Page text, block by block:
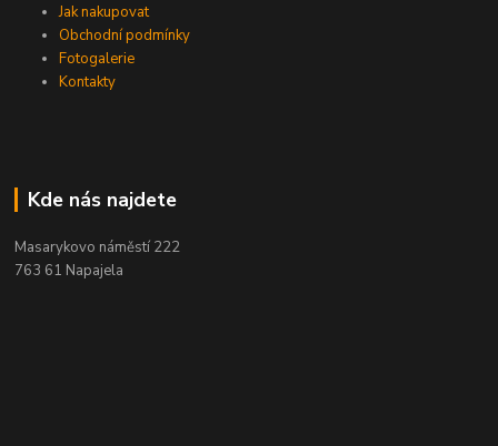
Jak nakupovat
Obchodní podmínky
Fotogalerie
Kontakty
Kde nás najdete
Masarykovo náměstí 222
763 61 Napajela